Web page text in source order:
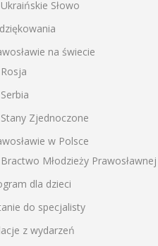
Ukraińskie Słowo
na świecie
Rosja
Serbia
Stany Zjednoczone
w Polsce
Bractwo Młodzieży Prawosławnej
dla dzieci
do specjalisty
z wydarzeń